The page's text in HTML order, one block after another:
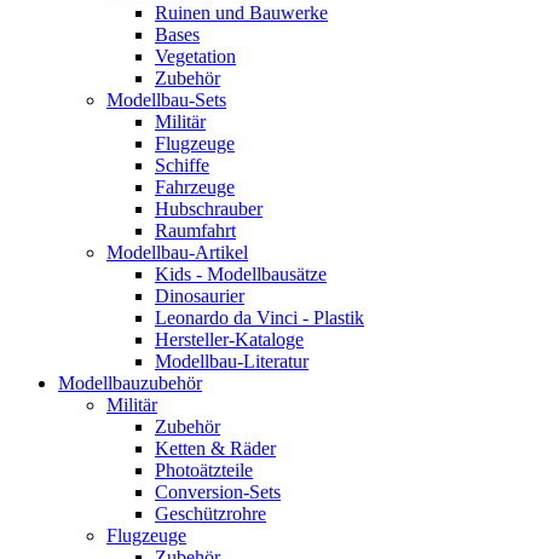
Ruinen und Bauwerke
Bases
Vegetation
Zubehör
Modellbau-Sets
Militär
Flugzeuge
Schiffe
Fahrzeuge
Hubschrauber
Raumfahrt
Modellbau-Artikel
Kids - Modellbausätze
Dinosaurier
Leonardo da Vinci - Plastik
Hersteller-Kataloge
Modellbau-Literatur
Modellbauzubehör
Militär
Zubehör
Ketten & Räder
Photoätzteile
Conversion-Sets
Geschützrohre
Flugzeuge